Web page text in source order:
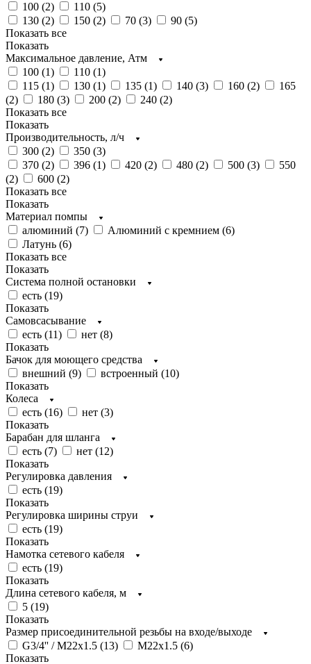
100 (2) 110 (5)
130 (2) 150 (2) 70 (3) 90 (5)
Показать все
Показать
Максимальное давление, Атм
100 (1) 110 (1)
115 (1) 130 (1) 135 (1) 140 (3) 160 (2)
165
(2) 180 (3) 200 (2) 240 (2)
Показать все
Показать
Производительность, л/ч
300 (2) 350 (3)
370 (2) 396 (1) 420 (2) 480 (2) 500 (3)
550
(2) 600 (2)
Показать все
Показать
Материал помпы
алюминий (7) Алюминий с кремнием (6)
Латунь (6)
Показать все
Показать
Система полной остановки
есть (19)
Показать
Самовсасывание
есть (11) нет (8)
Показать
Бачок для моющего средства
внешний (9) встроенный (10)
Показать
Колеса
есть (16) нет (3)
Показать
Барабан для шланга
есть (7) нет (12)
Показать
Регулировка давления
есть (19)
Показать
Регулировка ширины струи
есть (19)
Показать
Намотка сетевого кабеля
есть (19)
Показать
Длина сетевого кабеля, м
5 (19)
Показать
Размер присоединительной резьбы на входе/выходе
G3/4'' / М22х1.5 (13) М22х1.5 (6)
Показать